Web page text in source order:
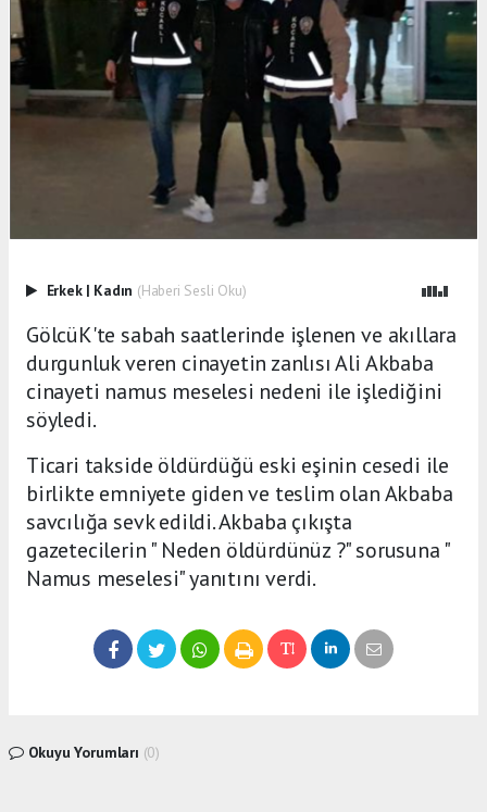
Erkek | Kadın (Haberi Sesli Oku)
GölcüK'te sabah saatlerinde işlenen ve akıllara
durgunluk veren cinayetin zanlısı Ali Akbaba
cinayeti namus meselesi nedeni ile işlediğini
söyledi.
Ticari takside öldürdüğü eski eşinin cesedi ile
birlikte emniyete giden ve teslim olan Akbaba
savcılığa sevk edildi. Akbaba çıkışta
gazetecilerin " Neden öldürdünüz ?" sorusuna "
Namus meselesi" yanıtını verdi.
Okuyu Yorumları (0)